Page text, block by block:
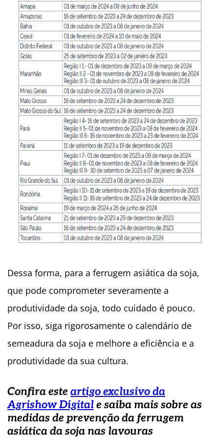
Dessa forma, para a ferrugem asiática da soja,
que pode comprometer severamente a
produtividade da soja, todo cuidado é pouco.
Por isso, siga rigorosamente o calendário de
semeadura da soja e melhore a eficiência e a
produtividade da sua cultura.
Confira este artigo exclusivo da
Agrishow Digitale saiba mais sobre as
medidas de prevenção da ferrugem
asiática da soja nas lavouras